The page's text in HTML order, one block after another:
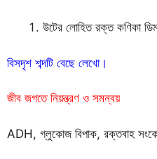
উটের লোহিত রক্ত কণিকা
বিসদৃশ শব্দটি বেছে লেখো।
জীব জগতে নিয়ন্ত্রণ ও সমন্বয়
ADH, গ্লুকোজ বিপাক, রক্তবাহ